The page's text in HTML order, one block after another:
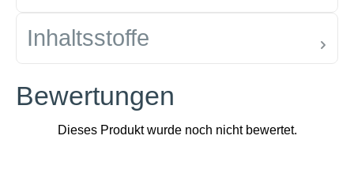
Inhaltsstoffe
Bewertungen